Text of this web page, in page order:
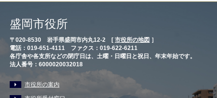
盛岡市役所
〒020-8530 岩手県盛岡市内丸12-2 [ 市役所の地図 ］
電話：019-651-4111 ファクス：019-622-6211
各庁舎や各支所などの閉庁日は、土曜・日曜日と祝日、年末年始です。
法人番号：6000020032018
市役所の案内